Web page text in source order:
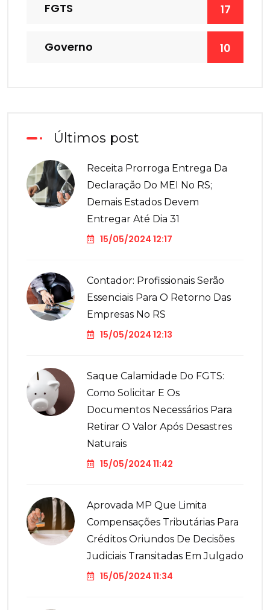
FGTS 17
Governo 10
Últimos post
Receita Prorroga Entrega Da
Declaração Do MEI No RS;
Demais Estados Devem
Entregar Até Dia 31
15/05/2024 12:17
Contador: Profissionais Serão
Essenciais Para O Retorno Das
Empresas No RS
15/05/2024 12:13
Saque Calamidade Do FGTS:
Como Solicitar E Os
Documentos Necessários Para
Retirar O Valor Após Desastres
Naturais
15/05/2024 11:42
Aprovada MP Que Limita
Compensações Tributárias Para
Créditos Oriundos De Decisões
Judiciais Transitadas Em Julgado
15/05/2024 11:34